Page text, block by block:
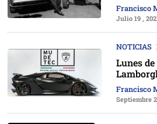
Francisco
Julio 19 ,
NOTICIAS
Lunes
Francisco
Septiembre